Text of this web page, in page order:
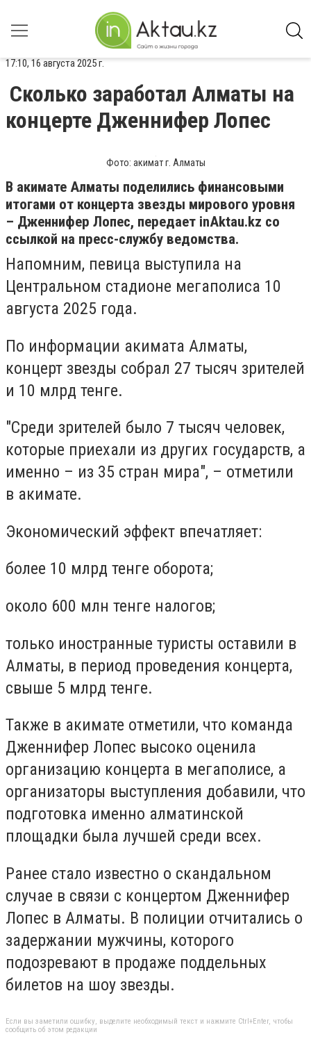
17:10, 16 августа 2025 г.
Сколько заработал Алматы на
концерте Дженнифер Лопес
Фото: акимат г. Алматы
В акимате Алматы поделились финансовыми
итогами от концерта звезды мирового уровня
– Дженнифер Лопес, передает inAktau.kz со
ссылкой на пресс-службу ведомства.
Напомним, певица выступила на
Центральном стадионе мегаполиса 10
августа 2025 года.
По информации акимата Алматы,
концерт звезды собрал 27 тысяч зрителей
и 10 млрд тенге.
"Среди зрителей было 7 тысяч человек,
которые приехали из других государств, а
именно – из 35 стран мира", – отметили
в акимате.
Экономический эффект впечатляет:
более 10 млрд тенге оборота;
около 600 млн тенге налогов;
только иностранные туристы оставили в
Алматы, в период проведения концерта,
свыше 5 млрд тенге.
Также в акимате отметили, что команда
Дженнифер Лопес высоко оценила
организацию концерта в мегаполисе, а
организаторы выступления добавили, что
подготовка именно алматинской
площадки была лучшей среди всех.
Ранее стало известно о скандальном
случае в связи с концертом Дженнифер
Лопес в Алматы. В полиции отчитались о
задержании мужчины, которого
подозревают в продаже поддельных
билетов на шоу звезды.
Если вы заметили ошибку, выделите необходимый текст и нажмите Ctrl+Enter, чтобы
сообщить об этом редакции